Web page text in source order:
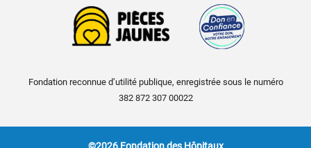
Fondation reconnue d’utilité publique, enregistrée sous le numéro
382 872 307 00022